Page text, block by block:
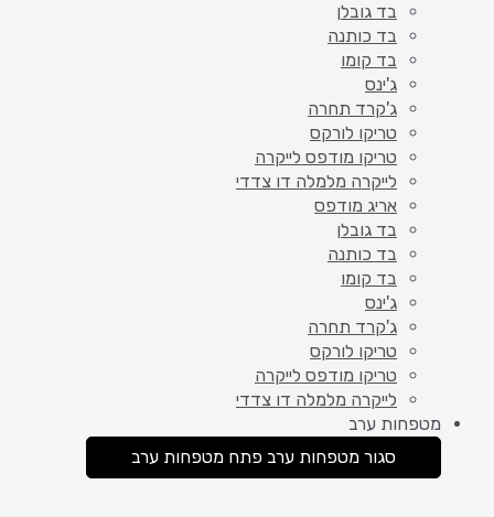
בד גובלן
בד כותנה
בד קומו
ג'ינס
ג'קרד תחרה
טריקו לורקס
טריקו מודפס לייקרה
לייקרה מלמלה דו צדדי
אריג מודפס
בד גובלן
בד כותנה
בד קומו
ג'ינס
ג'קרד תחרה
טריקו לורקס
טריקו מודפס לייקרה
לייקרה מלמלה דו צדדי
מטפחות ערב
סגור מטפחות ערב פתח מטפחות ערב